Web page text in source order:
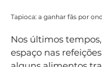
Tapioca: a ganhar fãs por
Nos últimos
espaço nas